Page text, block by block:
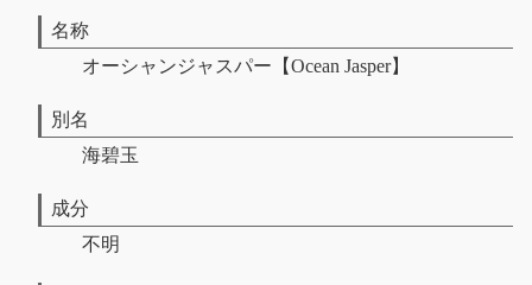
名称
オーシャンジャスパー【Ocean Jasper】
別名
海碧玉
成分
不明